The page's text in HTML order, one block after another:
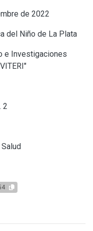
de 2022
del Niño de La Plata
e Investigaciones
2